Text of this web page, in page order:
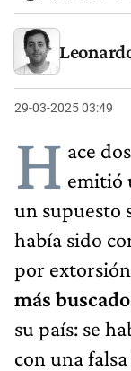
29-03-2025 03:49
H ace
emitió
un supuesto
había sido
por
más
su país: se
con una